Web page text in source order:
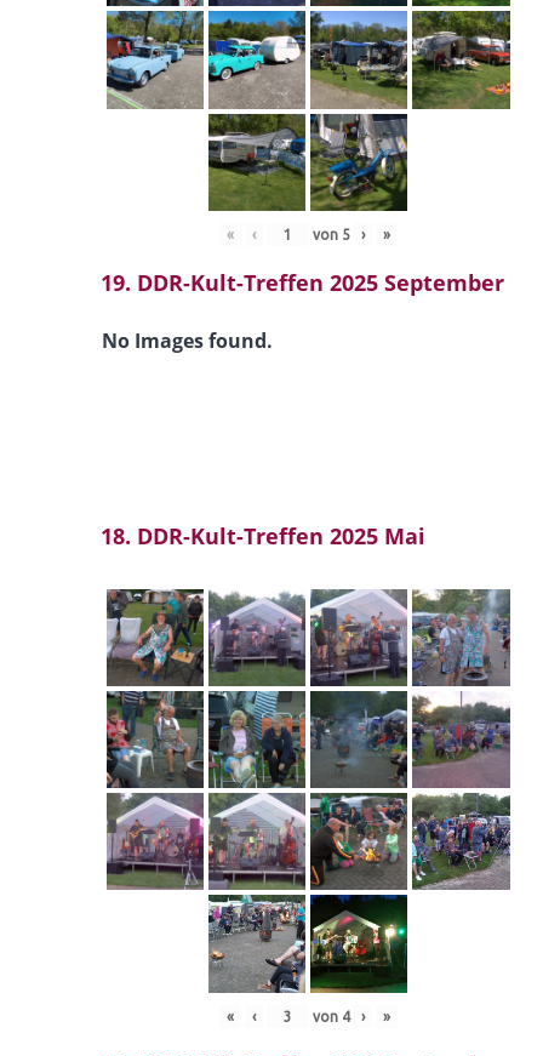
« ‹ von 5 › »
19. DDR-Kult-Treffen 2025 September
No Images found.
18. DDR-Kult-Treffen 2025 Mai
« ‹ von 4 › »